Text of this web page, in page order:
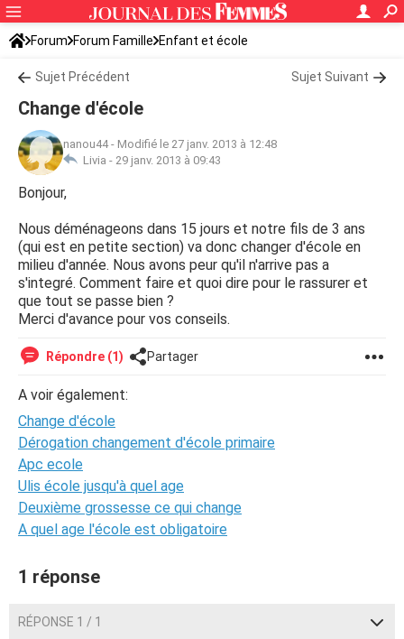
Forum Forum Famille Enfant et école
Sujet Précédent Sujet Suivant
Change d'école
nanou44- Modifié le 27 janv. 2013 à 12:48
Livia - 29 janv. 2013 à 09:43
Bonjour,
Nous déménageons dans 15 jours et notre fils de 3 ans
(qui est en petite section) va donc changer d'école en
milieu d'année. Nous avons peur qu'il n'arrive pas a
s'integré. Comment faire et quoi dire pour le rassurer et
que tout se passe bien ?
Merci d'avance pour vos conseils.
Répondre (1) Partager
A voir également:
Change d'école
Dérogation changement d'école primaire
Apc ecole
Ulis école jusqu'à quel age
Deuxième grossesse ce qui change
A quel age l'école est obligatoire
1 réponse
RÉPONSE 1 / 1